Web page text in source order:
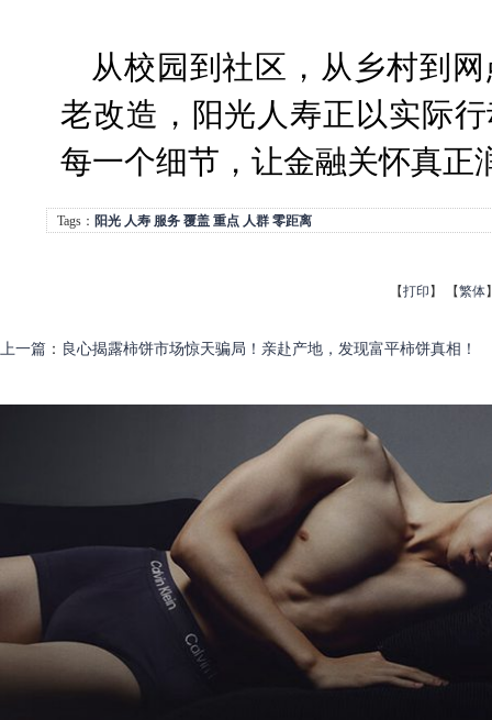
从校园到社区，从乡村到
老改造，阳光人寿正以实际
每一个细节，让金融关怀真正
Tags： 阳光 人寿 服务 覆盖 重点 人群 零距离
【打印 】 【繁体
上一篇 ： 良心揭露柿饼市场惊天骗局！亲赴产地，发现富平柿饼真相！